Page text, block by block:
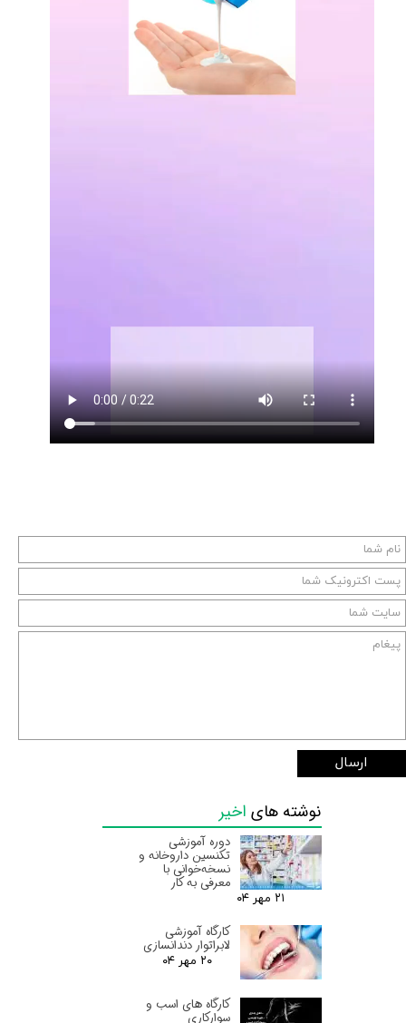
ارسال
نوشته های اخیر
دوره آموزشی
تکنسین داروخانه و
نسخه‌خوانی با
معرفی به کار
۲۱ مهر ۰۴
کارگاه آموزشی
لابراتوار دندانسازی
۲۰ مهر ۰۴
کارگاه های اسب و
سوارکاری